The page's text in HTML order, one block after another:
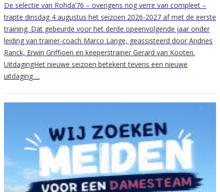
De selectie van Rohda’76 – overigens nog verre van compleet –
trapte dinsdag 4 augustus het seizoen 2026-2027 af met de eerste
training. Dat gebeurde voor het derde opeenvolgende jaar onder
leiding van trainer-coach Marco Lange, geassisteerd door Andries
Ranck, Erwin Griffioen en keeperstrainer Gerard van Kooten.
UitdagingHet nieuwe seizoen betekent tevens een nieuwe
uitdaging….